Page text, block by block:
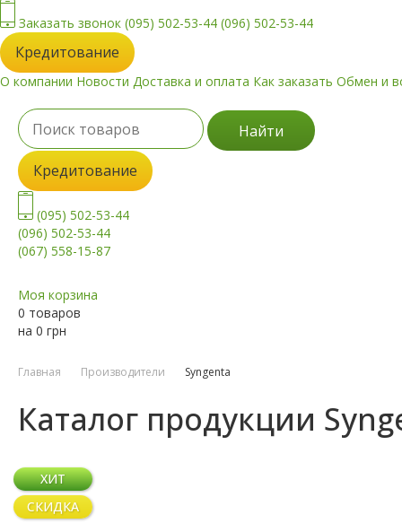
Заказать звонок (095) 502-53-44 (096) 502-53-44
Кредитование
О компании Новости Доставка и оплата Как заказать Обмен и
Найти
Кредитование
(095) 502-53-44
(096) 502-53-44
(067) 558-15-87
Моя корзина
0 товаров
на 0 грн
Главная Производители Syngenta
Каталог продукции
ХИТ
СКИДКА